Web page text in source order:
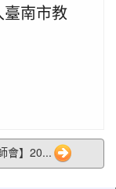
南市教
會】20...